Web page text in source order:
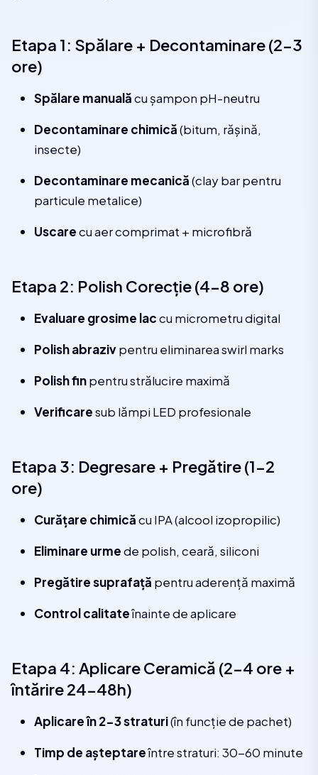
Etapa 1: Spălare + Decontaminare (2-3
ore)
Spălare manualăcu șampon pH-neutru
Decontaminare chimică(bitum, rășină,
insecte)
Decontaminare mecanică(clay bar pentru
particule metalice)
Uscarecu aer comprimat + microfibră
Etapa 2: Polish Corecție (4-8 ore)
Evaluare grosime laccu micrometru digital
Polish abrazivpentru eliminarea swirl marks
Polish finpentru strălucire maximă
Verificaresub lămpi LED profesionale
Etapa 3: Degresare + Pregătire (1-2
ore)
Curățare chimicăcu IPA (alcool izopropilic)
Eliminare urmede polish, ceară, siliconi
Pregătire suprafață pentru aderență maximă
Control calitateînainte de aplicare
Etapa 4: Aplicare Ceramică (2-4 ore +
întărire 24-48h)
Aplicare în 2-3 straturi(în funcție de pachet)
Timp de așteptareîntre straturi: 30-60 minute